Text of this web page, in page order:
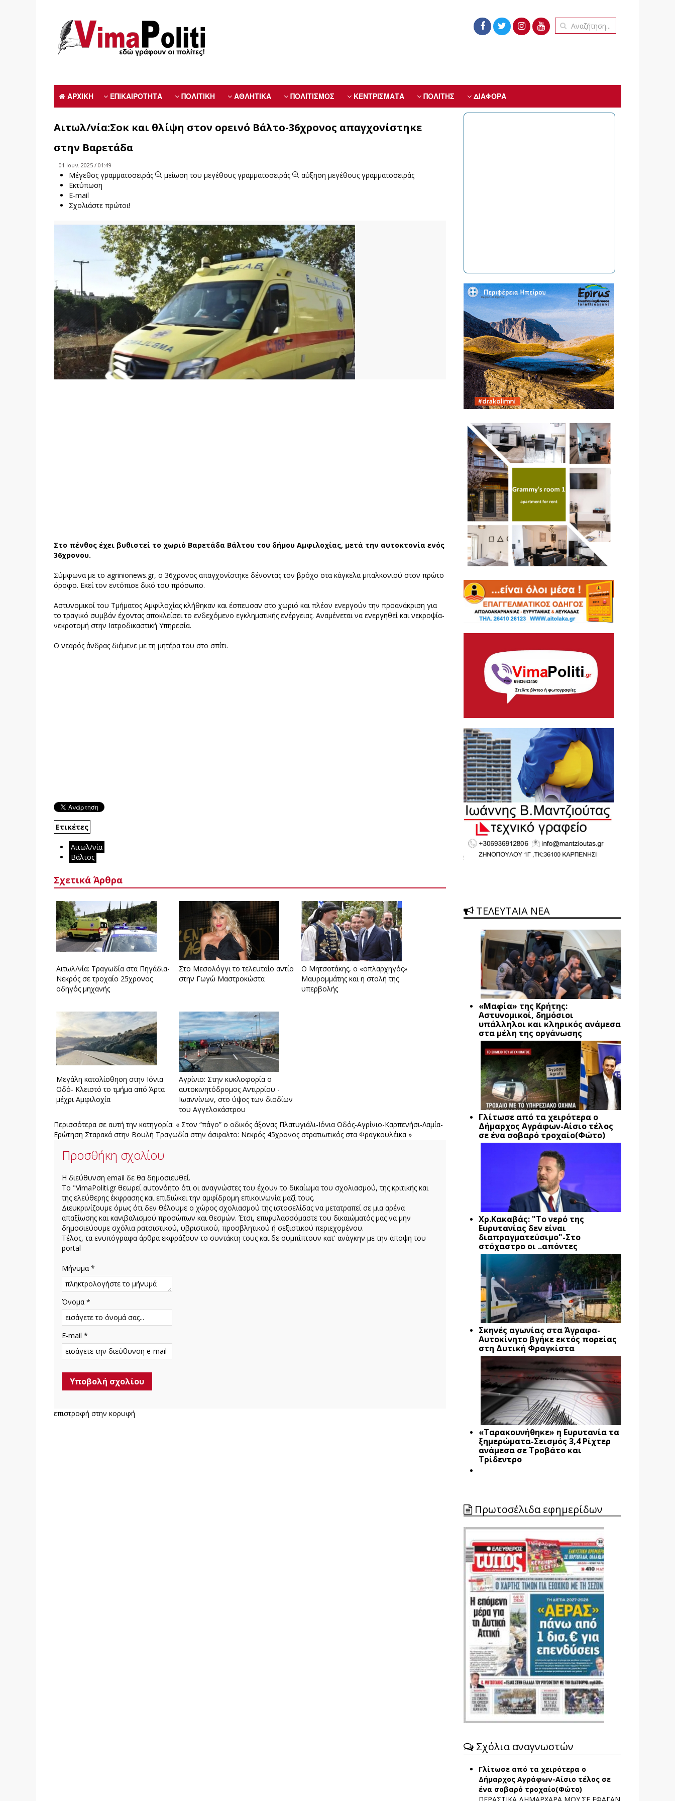
ΑΡΧΙΚΗ ΕΠΙΚΑΙΡΟΤΗΤΑ ΠΟΛΙΤΙΚΗ ΑΘΛΗΤΙΚΑ ΠΟΛΙΤΙΣΜΟΣ ΚΕΝΤΡΙΣΜΑΤΑ ΠΟΛΙΤΗΣ ΔΙΑΦΟΡΑ
Αιτωλ/νία:Σοκ και θλίψη στον ορεινό Βάλτο-36χρονος απαγχονίστηκε
στην Βαρετάδα
01 Ιουν. 2025 / 01:49
Μέγεθος γραμματοσειράς μείωση του μεγέθους γραμματοσειράς
αύξηση μεγέθους γραμματοσειράς
Εκτύπωση
E-mail
Σχολιάστε πρώτοι!
Στο πένθος έχει βυθιστεί το χωριό Βαρετάδα Βάλτου του δήμου Αμφιλοχίας, μετά την αυτοκτονία ενός
36χρονου.
Σύμφωνα με το agrinionews.gr, ο 36χρονος απαγχονίστηκε δένοντας τον βρόχο στα κάγκελα μπαλκονιού στον πρώτο
όροφο. Εκεί τον εντόπισε δικό του πρόσωπο.
Αστυνομικοί του Τμήματος Αμφιλοχίας κλήθηκαν και έσπευσαν στο χωριό και πλέον ενεργούν την προανάκριση για
το τραγικό συμβάν έχοντας αποκλείσει το ενδεχόμενο εγκληματικής ενέργειας. Αναμένεται να ενεργηθεί και νεκροψία-
νεκροτομή στην Ιατροδικαστική Υπηρεσία.
Ο νεαρός άνδρας διέμενε με τη μητέρα του στο σπίτι.
Ετικέτες
Αιτωλ/νία
Βάλτος
Σχετικά Άρθρα
Αιτωλ/νία: Τραγωδία στα Πηγάδια-
Νεκρός σε τροχαίο 25χρονος
οδηγός μηχανής
Στο Μεσολόγγι το τελευταίο αντίο
στην Γωγώ Μαστροκώστα
Ο Μητσοτάκης, ο «οπλαρχηγός»
Μαυρομμάτης και η στολή της
υπερβολής
Mεγάλη κατολίσθηση στην Ιόνια
Οδό- Κλειστό το τμήμα από Άρτα
μέχρι Αμφιλοχία
Αγρίνιο: Στην κυκλοφορία ο
αυτοκινητόδρομος Αντιρρίου -
Ιωαννίνων, στο ύψος των διοδίων
του Αγγελοκάστρου
Περισσότερα σε αυτή την κατηγορία: « Στον “πάγο” ο οδικός άξονας Πλατυγιάλι-Ιόνια Οδός-Αγρίνιο-Καρπενήσι-Λαμία-
Ερώτηση Σταρακά στην Βουλή Τραγωδία στην άσφαλτο: Νεκρός 45χρονος στρατιωτικός στα Φραγκουλέικα »
Προσθήκη σχολίου
H διεύθυνση email δε θα δημοσιευθεί.
Το "VimaPoliti.gr θεωρεί αυτονόητο ότι οι αναγνώστες του έχουν το δικαίωμα του σχολιασμού, της κριτικής και
της ελεύθερης έκφρασης και επιδιώκει την αμφίδρομη επικοινωνία μαζί τους.
Διευκρινίζουμε όμως ότι δεν θέλουμε ο χώρος σχολιασμού της ιστοσελίδας να μετατραπεί σε μια αρένα
απαξίωσης και κανιβαλισμού προσώπων και θεσμών. Έτσι, επιφυλασσόμαστε του δικαιώματός μας να μην
δημοσιεύουμε σχόλια ρατσιστικού, υβριστικού, προσβλητικού ή σεξιστικού περιεχομένου.
Τέλος, τα ενυπόγραφα άρθρα εκφράζουν το συντάκτη τους και δε συμπίπτουν κατ' ανάγκην με την άποψη του
portal
Μήνυμα *
Όνομα *
E-mail *
επιστροφή στην κορυφή
ΤΕΛΕΥΤΑΙΑ ΝΕΑ
«Μαφία» της Κρήτης:
Αστυνομικοί, δημόσιοι
υπάλληλοι και κληρικός ανάμεσα
στα μέλη της οργάνωσης
Γλίτωσε από τα χειρότερα ο
Δήμαρχος Αγράφων-Αίσιο τέλος
σε ένα σοβαρό τροχαίο(Φώτο)
Xρ.Κακαβάς: "Το νερό της
Ευρυτανίας δεν είναι
διαπραγματεύσιμο"-Στο
στόχαστρο οι ..απόντες
Σκηνές αγωνίας στα Άγραφα-
Αυτοκίνητο βγήκε εκτός πορείας
στη Δυτική Φραγκίστα
«Ταρακουνήθηκε» η Ευρυτανία τα
ξημερώματα-Σεισμός 3,4 Ρίχτερ
ανάμεσα σε Τροβάτο και
Τρίδεντρο
Πρωτοσέλιδα εφημερίδων
Σχόλια αναγνωστών
Γλίτωσε από τα χειρότερα ο
Δήμαρχος Αγράφων-Αίσιο τέλος σε
ένα σοβαρό τροχαίο(Φώτο)